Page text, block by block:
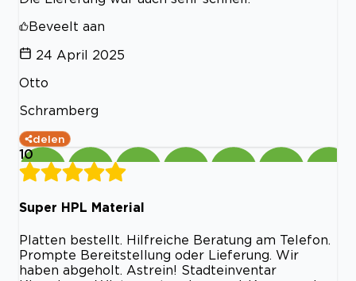
Beveelt aan
24 April 2025
Otto
Schramberg
delen
10
Super HPL Material
Platten bestellt. Hilfreiche Beratung am Telefon.
Prompte Bereitstellung oder Lieferung. Wir
haben abgeholt. Astrein! Stadteinventar